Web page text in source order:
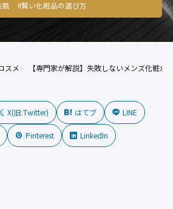
肌 #賢い化粧品の選び方
スメ 【専門家が解説】失敗しないメンズ化粧
X(旧:Twitter) はてブ LINE
Pinterest LinkedIn